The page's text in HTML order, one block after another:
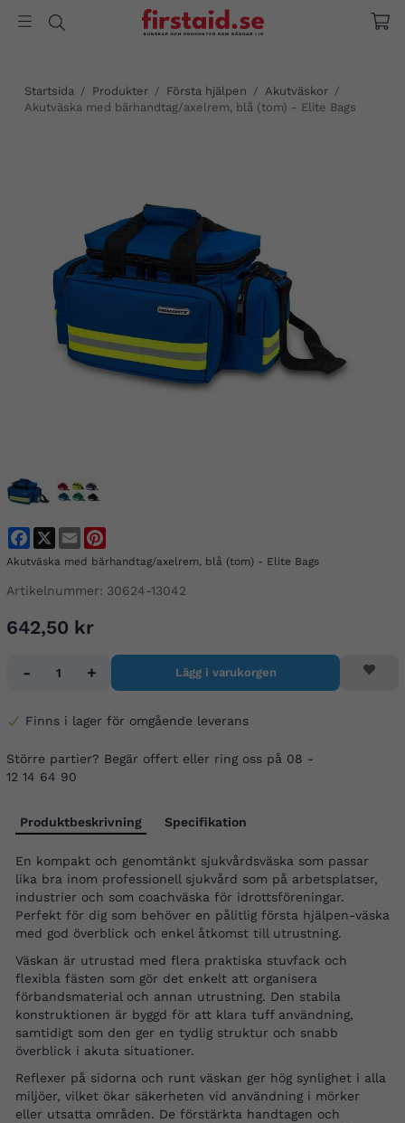
Startsida / Produkter / Första hjälpen / Akutväskor /
Akutväska med bärhandtag/axelrem, blå (tom) - Elite Bags
FacebookEmail
Akutväska med bärhandtag/axelrem, blå (tom) - Elite Bags
Artikelnummer: 30624-13042
642,50 kr
- + Lägg i varukorgen
Finns i lager för omgående leverans
Större partier? Begär offert eller ring oss på 08 -
12 14 64 90
Produktbeskrivning Specifikation
En kompakt och genomtänkt sjukvårdsväska som passar
lika bra inom professionell sjukvård som på arbetsplatser,
industrier och som coachväska för idrottsföreningar.
Perfekt för dig som behöver en pålitlig första hjälpen-väska
med god överblick och enkel åtkomst till utrustning.
Väskan är utrustad med flera praktiska stuvfack och
flexibla fästen som gör det enkelt att organisera
förbandsmaterial och annan utrustning. Den stabila
konstruktionen är byggd för att klara tuff användning,
samtidigt som den ger en tydlig struktur och snabb
överblick i akuta situationer.
Reflexer på sidorna och runt väskan ger hög synlighet i alla
miljöer, vilket ökar säkerheten vid användning i mörker
eller utsatta områden. De förstärkta handtagen och